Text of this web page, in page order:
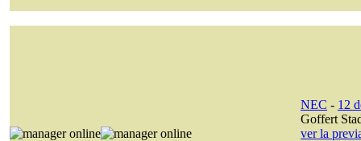
NEC - 12
Goffert
ver la